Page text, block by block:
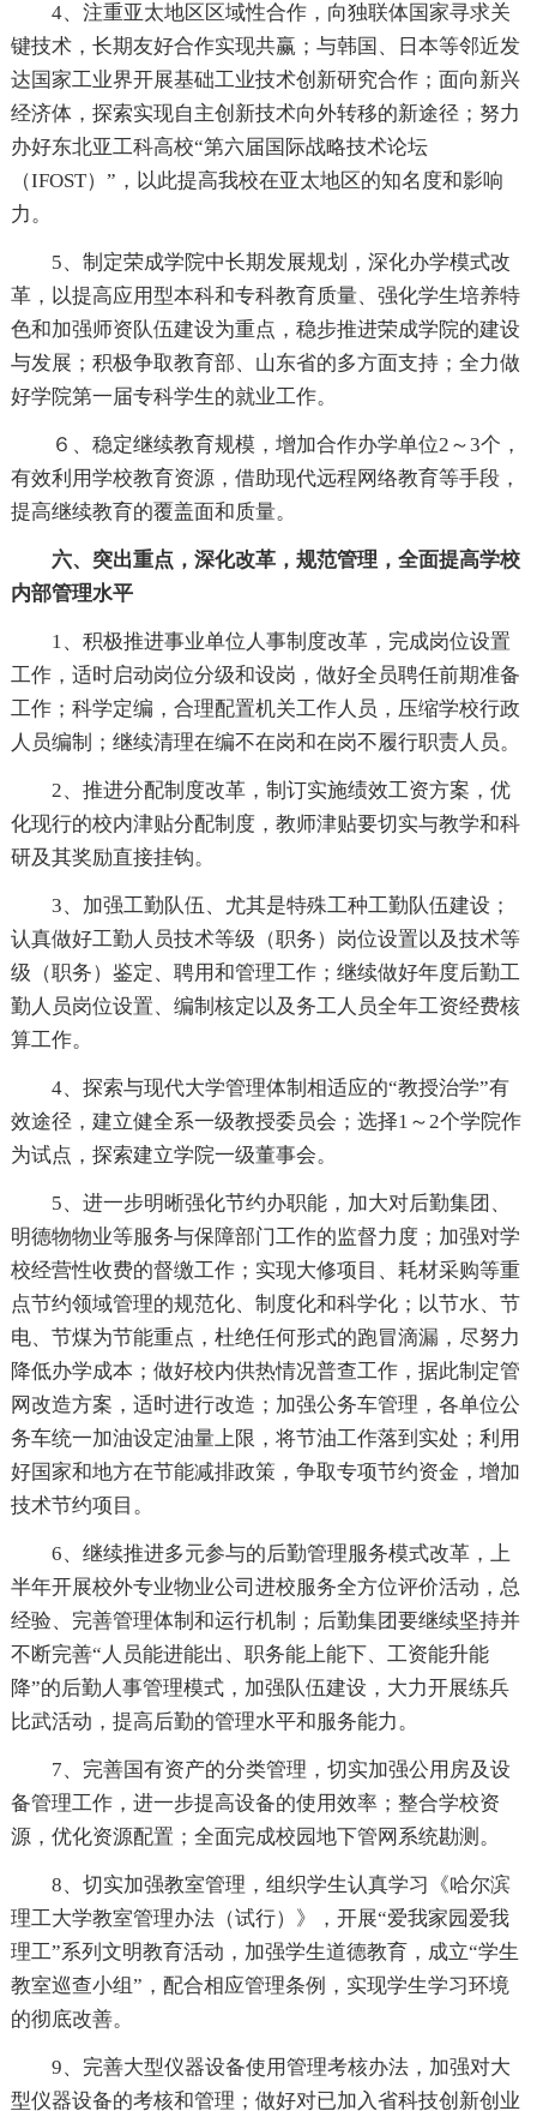
4、注重亚太地区区域性合作，向独联体国家寻求关
键技术，长期友好合作实现共赢；与韩国、日本等邻近发
达国家工业界开展基础工业技术创新研究合作；面向新兴
经济体，探索实现自主创新技术向外转移的新途径；努力
办好东北亚工科高校“第六届国际战略技术论坛
（IFOST）”，以此提高我校在亚太地区的知名度和影响
力。
5、制定荣成学院中长期发展规划，深化办学模式改
革，以提高应用型本科和专科教育质量、强化学生培养特
色和加强师资队伍建设为重点，稳步推进荣成学院的建设
与发展；积极争取教育部、山东省的多方面支持；全力做
好学院第一届专科学生的就业工作。
６、稳定继续教育规模，增加合作办学单位2～3个，
有效利用学校教育资源，借助现代远程网络教育等手段，
提高继续教育的覆盖面和质量。
六、突出重点，深化改革，规范管理，全面提高学校
内部管理水平
1、积极推进事业单位人事制度改革，完成岗位设置
工作，适时启动岗位分级和设岗，做好全员聘任前期准备
工作；科学定编，合理配置机关工作人员，压缩学校行政
人员编制；继续清理在编不在岗和在岗不履行职责人员。
2、推进分配制度改革，制订实施绩效工资方案，优
化现行的校内津贴分配制度，教师津贴要切实与教学和科
研及其奖励直接挂钩。
3、加强工勤队伍、尤其是特殊工种工勤队伍建设；
认真做好工勤人员技术等级（职务）岗位设置以及技术等
级（职务）鉴定、聘用和管理工作；继续做好年度后勤工
勤人员岗位设置、编制核定以及务工人员全年工资经费核
算工作。
4、探索与现代大学管理体制相适应的“教授治学”有
效途径，建立健全系一级教授委员会；选择1～2个学院作
为试点，探索建立学院一级董事会。
5、进一步明晰强化节约办职能，加大对后勤集团、
明德物物业等服务与保障部门工作的监督力度；加强对学
校经营性收费的督缴工作；实现大修项目、耗材采购等重
点节约领域管理的规范化、制度化和科学化；以节水、节
电、节煤为节能重点，杜绝任何形式的跑冒滴漏，尽努力
降低办学成本；做好校内供热情况普查工作，据此制定管
网改造方案，适时进行改造；加强公务车管理，各单位公
务车统一加油设定油量上限，将节油工作落到实处；利用
好国家和地方在节能减排政策，争取专项节约资金，增加
技术节约项目。
6、继续推进多元参与的后勤管理服务模式改革，上
半年开展校外专业物业公司进校服务全方位评价活动，总
经验、完善管理体制和运行机制；后勤集团要继续坚持并
不断完善“人员能进能出、职务能上能下、工资能升能
降”的后勤人事管理模式，加强队伍建设，大力开展练兵
比武活动，提高后勤的管理水平和服务能力。
7、完善国有资产的分类管理，切实加强公用房及设
备管理工作，进一步提高设备的使用效率；整合学校资
源，优化资源配置；全面完成校园地下管网系统勘测。
8、切实加强教室管理，组织学生认真学习《哈尔滨
理工大学教室管理办法（试行）》，开展“爱我家园爱我
理工”系列文明教育活动，加强学生道德教育，成立“学生
教室巡查小组”，配合相应管理条例，实现学生学习环境
的彻底改善。
9、完善大型仪器设备使用管理考核办法，加强对大
型仪器设备的考核和管理；做好对已加入省科技创新创业